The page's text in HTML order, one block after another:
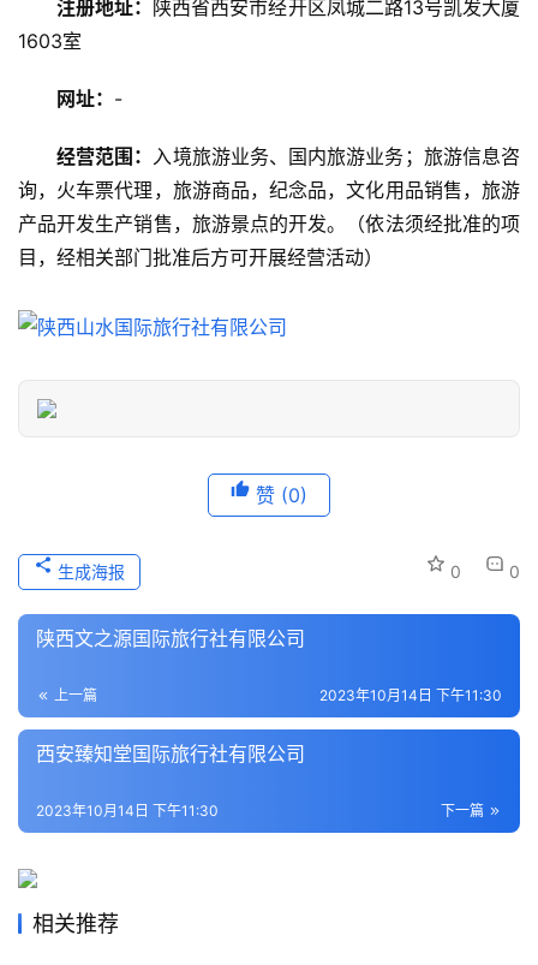
食
门
景
点
旅
信
息
化
导
游
家
地
生
活
旅
注册地址： 陕西省西安市经开区凤城二路13号凯发大厦
1603室
网址： -
经营范围： 入境旅游业务、国内旅游业务；旅游信息咨
询，火车票代理，旅游商品，纪念品，文化用品销售，旅游
产品开发生产销售，旅游景点的开发。（依法须经批准的项
目，经相关部门批准后方可开展经营活动）
赞 (0)
0 0
生成海报
陕西文之源国际旅行社有限公司
上一篇 2023年10月14日 下午11:30
西安臻知堂国际旅行社有限公司
下一篇
2023年10月14日 下午11:30
相关推荐